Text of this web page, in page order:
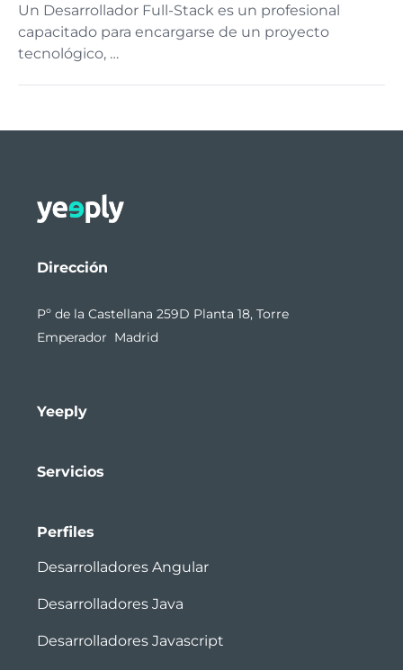
Un Desarrollador Full-Stack es un profesional
capacitado para encargarse de un proyecto
tecnológico, …
Dirección
Pº de la Castellana 259D Planta 18, Torre
Emperador Madrid
Yeeply
Servicios
Perfiles
Desarrolladores Angular
Desarrolladores Java
Desarrolladores Javascript